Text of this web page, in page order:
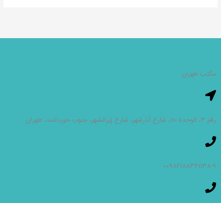
مکتب طهران
رقم 3، الوحدة 110، شارع آذرشهر، شارع إيرانشهر، جنوب خوردامند، طهران
00982188341138-9